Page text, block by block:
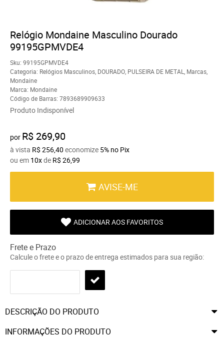
Relógio Mondaine Masculino Dourado
99195GPMVDE4
Sku: 99195GPMVDE4
Categoria: Relógios Masculinos DOURADO PULSEIRA DE METAL Marcas
Mondaine
Marca: Mondaine
Código de Barras: 7893689909633
Produto Indisponível
por R$ 269,90
à vista R$ 256,40 economize 5% no Pix
ou em 10xde R$ 26,99
AVISE-ME
ADICIONAR AOS FAVORITOS
Frete e Prazo
Calcule o frete e o prazo de entrega estimados para sua região:
DESCRIÇÃO DO PRODUTO
INFORMAÇÕES DO PRODUTO